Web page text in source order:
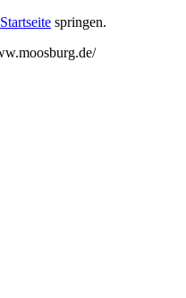
springen.